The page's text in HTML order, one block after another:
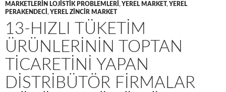
MARKETLERIN LOJISTIK PROBLEMLERI ,YEREL MARKET,YEREL
PERAKENDECI ,YEREL ZINCIR MARKET
13-HIZLI TÜKETIM
ÜRÜNLERININ TOPTAN
TICARETINI YAPAN
DISTRIBÜTÖR FIRMALAR